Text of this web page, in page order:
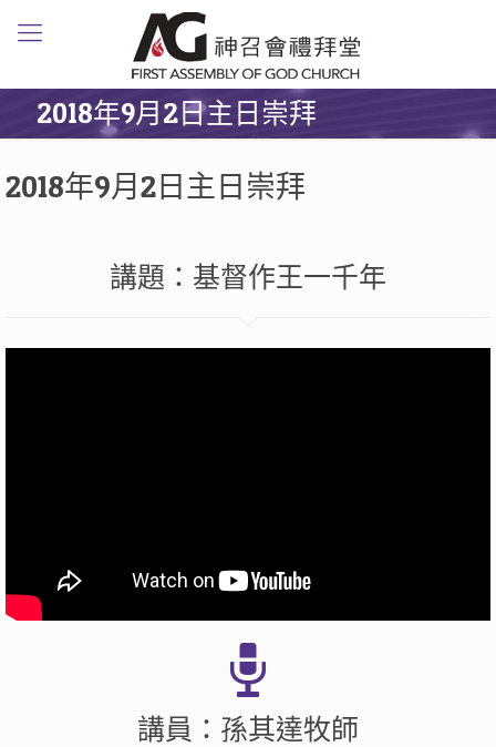
2018年9月2日主日崇拜
2018年9月2日主日崇拜
講題：基督作王一千年
講員：孫其達牧師